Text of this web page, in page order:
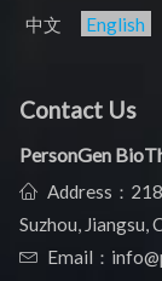
中文 English
Contact Us
PersonGen
Address：
Suzhou, Jiangsu,
Email：